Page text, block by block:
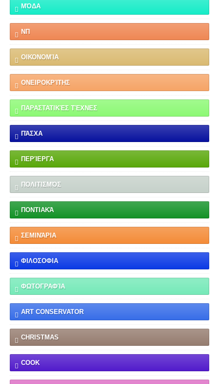
ΜΌΔΑ
ΝΠ
ΟΙΚΟΝΟΜΊΑ
ΟΝΕΙΡΟΚΡΊΤΗΣ
ΠΑΡΑΣΤΑΤΙΚΈΣ ΤΈΧΝΕΣ
ΠΆΣΧΑ
ΠΕΡΊΕΡΓΑ
ΠΟΛΙΤΙΣΜΌΣ
ΠΟΝΤΙΑΚΆ
ΣΕΜΙΝΆΡΙΑ
ΦΙΛΟΣΟΦΙΑ
ΦΩΤΟΓΡΑΦΊΑ
ART CONSERVATOR
CHRISTMAS
COOK